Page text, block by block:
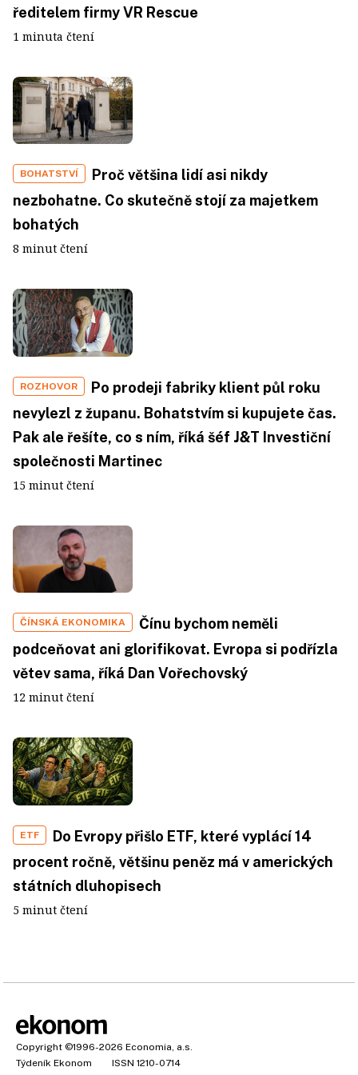
ředitelem firmy VR Rescue
1 minuta čtení
BOHATSTVÍ
Proč většina lidí asi nikdy
nezbohatne. Co skutečně stojí za majetkem
bohatých
8 minut čtení
ROZHOVOR
Po prodeji fabriky klient půl roku
nevylezl z županu. Bohatstvím si kupujete čas.
Pak ale řešíte, co s ním, říká šéf J&T Investiční
společnosti Martinec
15 minut čtení
ČÍNSKÁ EKONOMIKA
Čínu bychom neměli
podceňovat ani glorifikovat. Evropa si podřízla
větev sama, říká Dan Vořechovský
12 minut čtení
ETF
Do Evropy přišlo ETF, které vyplácí 14
procent ročně, většinu peněz má v amerických
státních dluhopisech
5 minut čtení
Copyright ©1996-2026 Economia, a.s.
Týdeník Ekonom
ISSN 1210-0714